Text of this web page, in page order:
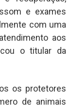
e exames
com uma
aos
o titular da
os protetores
de animais